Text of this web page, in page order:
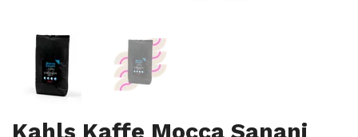
Kahls Kaffe Mocca Sanani